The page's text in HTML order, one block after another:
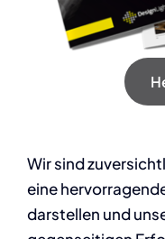
Wir sind
eine
darstellen und